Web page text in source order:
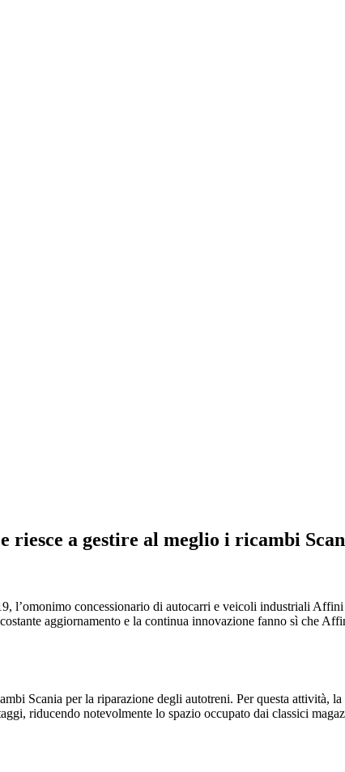
a gestire al meglio i ricambi
l’omonimo concessionario di autocarri e veicoli industriali
aggiornamento e la continua innovazione fanno sì che
Scania per la riparazione degli autotreni. Per questa attività,
riducendo notevolmente lo spazio occupato dai classici